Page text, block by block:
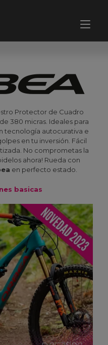
Protector de Cuadro
380 micras. Ideales para
tecnología autocurativa e
en tu inversión. Fácil
No comprometas la
ahora! Rueda con
en perfecto estado.
basicas